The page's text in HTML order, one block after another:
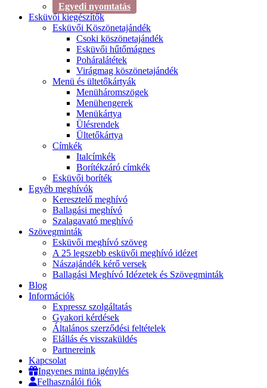
Egyedi nyomtatás
Esküvői kiegészítők
Esküvői Köszönetajándék
Csoki köszönetajándék
Esküvői hűtőmágnes
Poháralátétek
Virágmag köszönetajándék
Menü és ültetőkártyák
Menüháromszögek
Menühengerek
Menükártya
Ülésrendek
Ültetőkártya
Címkék
Italcímkék
Borítékzáró címkék
Esküvői boríték
Egyéb meghívók
Keresztelő meghívó
Ballagási meghívó
Szalagavató meghívó
Szövegminták
Esküvői meghívó szöveg
A 25 legszebb esküvői meghívó idézet
Nászajándék kérő versek
Ballagási Meghívó Idézetek és Szövegminták
Blog
Információk
Expressz szolgáltatás
Gyakori kérdések
Általános szerződési feltételek
Elállás és visszaküldés
Partnereink
Kapcsolat
Ingyenes minta igénylés
Felhasználói fiók